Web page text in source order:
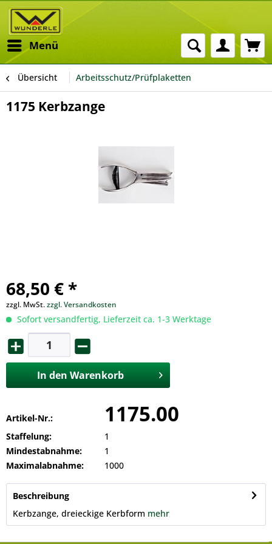
Menü
Übersicht Arbeitsschutz/Prüfplaketten
1175 Kerbzange
68,50 € *
zzgl. MwSt.zzgl. Versandkosten
Sofort versandfertig, Lieferzeit ca. 1-3 Werktage
In den Warenkorb
Artikel-Nr.: 1175.00
Staffelung:
1
Mindestabnahme:
1
Maximalabnahme:
1000
Beschreibung
Kerbzange, dreieckige Kerbform mehr